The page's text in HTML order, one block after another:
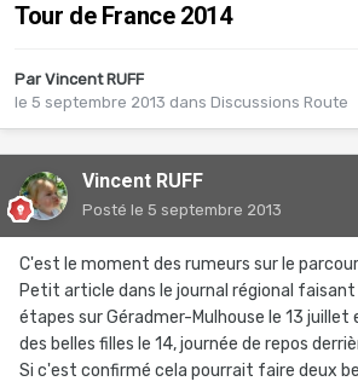
Tour de France 2014
Par Vincent RUFF
le 5 septembre 2013 dans Discussions Route
Vincent RUFF
Posté le 5 septembre 2013
C'est le moment des rumeurs sur le
Petit article dans le journal régional
étapes sur Géradmer-Mulhouse le 13 juillet
des belles filles le 14, journée de repos
Si c'est confirmé cela pourrait faire deux